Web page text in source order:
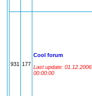
931 177
Cool forum
Last update: 01.12.2006
00:00:00